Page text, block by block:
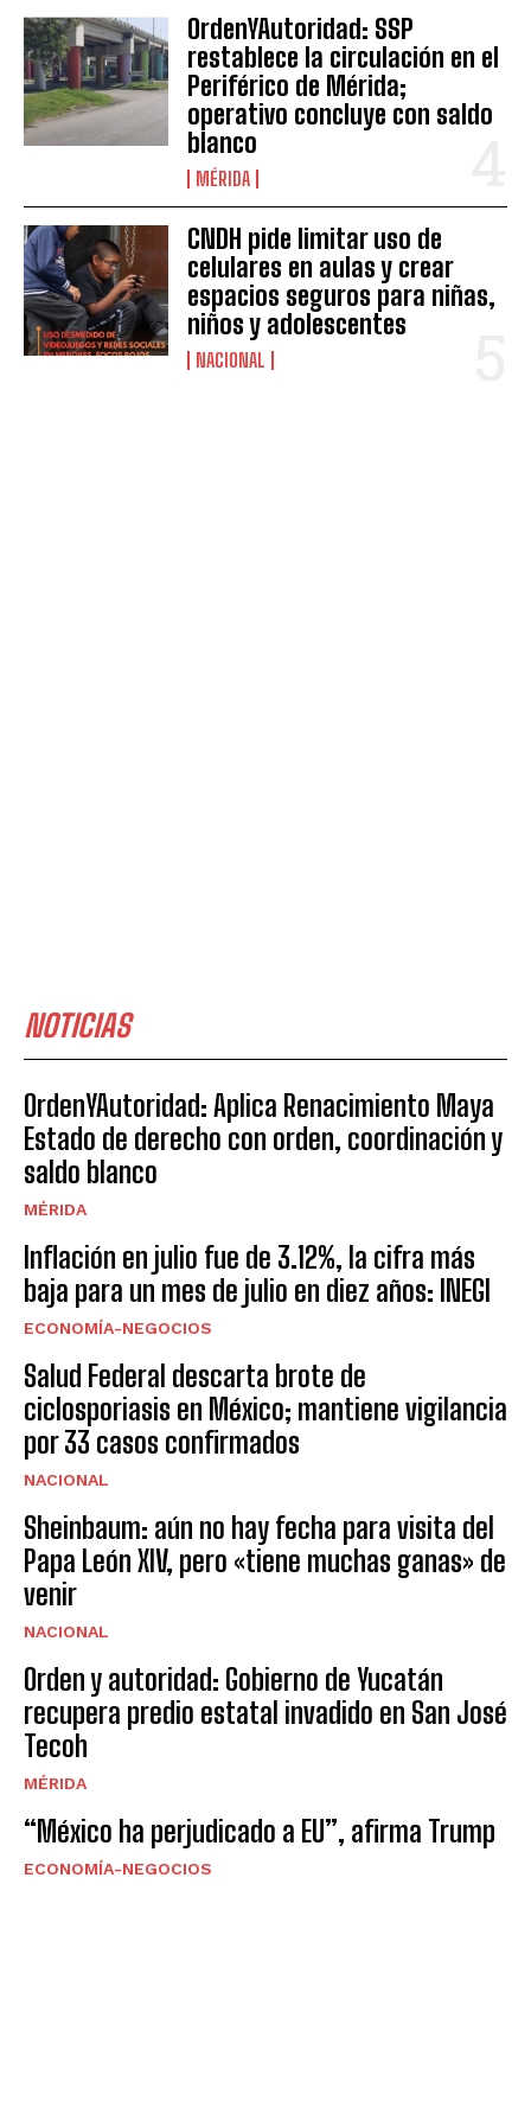
OrdenYAutoridad: SSP
restablece la circulación en el
Periférico de Mérida;
operativo concluye con saldo
blanco
MÉRIDA
CNDH pide limitar uso de
celulares en aulas y crear
espacios seguros para niñas,
niños y adolescentes
NACIONAL
NOTICIAS
OrdenYAutoridad: Aplica Renacimiento Maya
Estado de derecho con orden, coordinación y
saldo blanco
MÉRIDA
Inflación en julio fue de 3.12%, la cifra más
baja para un mes de julio en diez años: INEGI
ECONOMÍA-NEGOCIOS
Salud Federal descarta brote de
ciclosporiasis en México; mantiene vigilancia
por 33 casos confirmados
NACIONAL
Sheinbaum: aún no hay fecha para visita del
Papa León XIV, pero «tiene muchas ganas» de
venir
NACIONAL
Orden y autoridad: Gobierno de Yucatán
recupera predio estatal invadido en San José
Tecoh
MÉRIDA
“México ha perjudicado a EU”, afirma Trump
ECONOMÍA-NEGOCIOS